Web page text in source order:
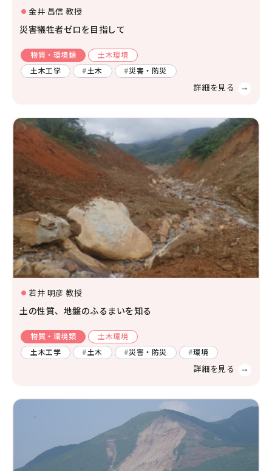
金井 昌信 教授
災害犠牲者ゼロを目指して
物質・環境類
土木環境
土木工学
土木 災害・防災
若井 明彦 教授
土の性質、地盤のふるまいを知る
物質・環境類
土木環境
土木工学
土木 災害・防災 環境